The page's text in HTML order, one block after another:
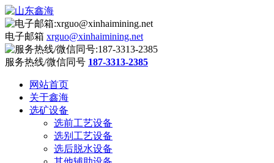
电子邮箱 xrguo@xinhaimining.net
服务热线/微信同号 187-3313-2385
网站首页
关于鑫海
选矿设备
选前工艺设备
选别工艺设备
选后脱水设备